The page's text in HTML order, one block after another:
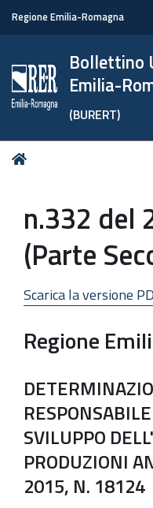
Regione Emilia-Romagna
Bollettino
Emilia-
(BURERT)
Tu
n.332 del
(Parte
Scarica la versione
Regione
SVILUPPO
PRODUZIONI
2015, N. 18124